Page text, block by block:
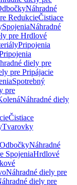
Náhradné
RedukcieČistiace
SpojeniaNáhradné
pre Hrdlové
Pripojenia
diely pre
pre Pripájacie
Spotrebný
pre
Náhradné diely
Čistiace
Tvarovky
OdbočkyNáhradné
SpojeniaHrdlové
Náhradné diely pre
diely pre